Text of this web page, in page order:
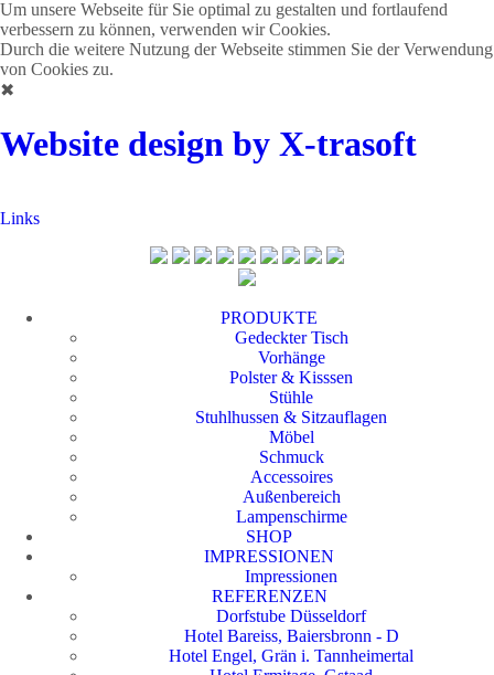
Um unsere Webseite für Sie optimal zu gestalten und fortlaufend
verbessern zu können, verwenden wir Cookies.
Durch die weitere Nutzung der Webseite stimmen Sie der Verwendung
von Cookies zu.
✖
Website design by X-trasoft
Links
PRODUKTE
Gedeckter Tisch
Vorhänge
Polster & Kisssen
Stühle
Stuhlhussen & Sitzauflagen
Möbel
Schmuck
Accessoires
Außenbereich
Lampenschirme
SHOP
IMPRESSIONEN
Impressionen
REFERENZEN
Dorfstube Düsseldorf
Hotel Bareiss, Baiersbronn - D
Hotel Engel, Grän i. Tannheimertal